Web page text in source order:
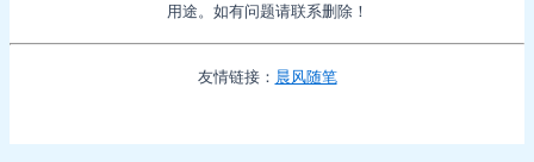
用途。如有问题请联系删除！
友情链接： 晨风随笔